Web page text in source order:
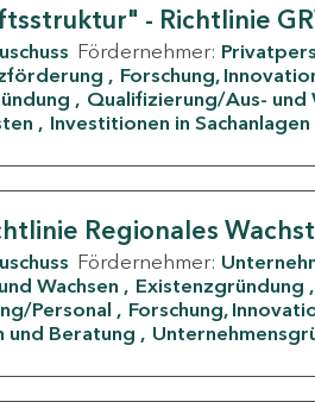
- Richtlinie
Fördernehmer:
Forschung,
Qualifizierung/Aus-
Investitionen in
Regionales
Fördernehmer:
Wachsen
Existenzgründung
Personal
Forschung,
und Beratung